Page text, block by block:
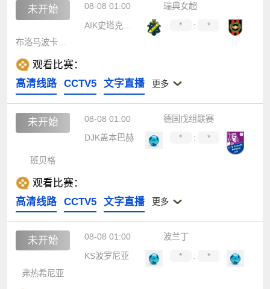
未开始 08-08 01:00
瑞典女超
AIK史塔克隆女足
* :
*
布洛马波卡纳女足
观看比赛：
高清线路
CCTV5 文字直播 更多
未开始 08-08 01:00
德国戊组联赛
DJK盖本巴赫
* : *
班贝格
观看比赛：
高清线路
CCTV5 文字直播 更多
未开始 08-08 01:00
波兰丁
KS波罗尼亚
* :
*
弗热希尼亚